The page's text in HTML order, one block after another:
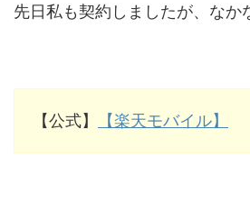
先日私も契約しましたが、なか
【公式】 【楽天モバイル】